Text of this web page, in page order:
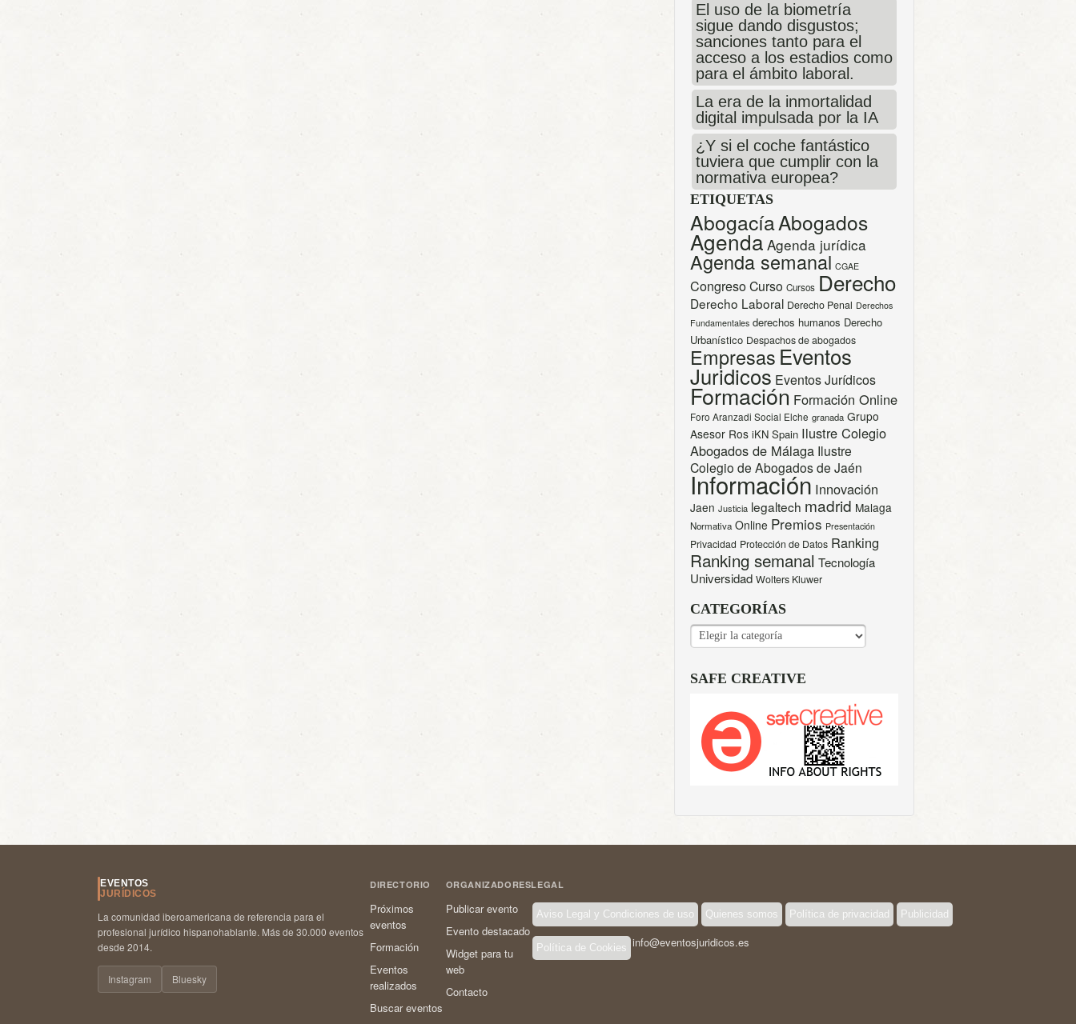
El uso de la biometría
sigue dando disgustos;
sanciones tanto para el
acceso a los estadios como
para el ámbito laboral.
La era de la inmortalidad
digital impulsada por la IA
¿Y si el coche fantástico
tuviera que cumplir con la
normativa europea?
ETIQUETAS
AbogacíaAbogados
Agenda Agenda jurídica
Agenda semanal CGAE
CongresoCurso Cursos Derecho
Derecho Laboral Derecho Penal Derechos
Fundamentales derechos humanos Derecho
Urbanístico Despachos de abogados
Empresas Eventos
Juridicos Eventos Jurídicos
Formación Formación Online
Foro Aranzadi Social Elche granada Grupo
Asesor Ros iKN Spain Ilustre Colegio
Abogados de Málaga Ilustre
Colegio de Abogados de Jaén
Información Innovación
Jaen Justicia legaltech madrid Malaga
Normativa Online Premios Presentación
Privacidad Protección de Datos Ranking
Ranking semanal Tecnología
Universidad Wolters Kluwer
CATEGORÍAS
CATEGORÍAS
SAFE CREATIVE
EVENTOS
JURÍDICOS
La comunidad iberoamericana de referencia para el
profesional jurídico hispanohablante. Más de 30.000 eventos
desde 2014.
Instagram Bluesky
DIRECTORIO
Próximos
eventos
Formación
Eventos
realizados
Buscar eventos
ORGANIZADORES
Publicar evento
Evento destacado
Widget para tu
web
Contacto
LEGAL
Aviso Legal y Condiciones de uso Quienes somos Política de privacidad Publicidad
Política de Cookies info@eventosjuridicos.es